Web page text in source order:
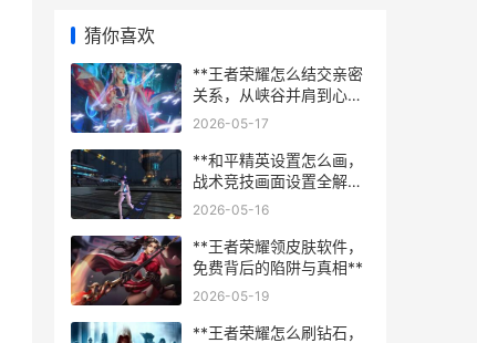
猜你喜欢
**王者荣耀怎么结交亲密
关系，从峡谷并肩到心灵
相契的旅程**
2026-05-17
**和平精英设置怎么画，
战术竞技画面设置全解析
**
2026-05-16
**王者荣耀领皮肤软件，
免费背后的陷阱与真相**
2026-05-19
**王者荣耀怎么刷钻石，